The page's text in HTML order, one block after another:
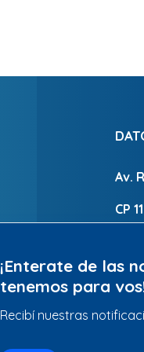
Av.
CP
¡Enterate de las
tenemos para
Recibí nuestras